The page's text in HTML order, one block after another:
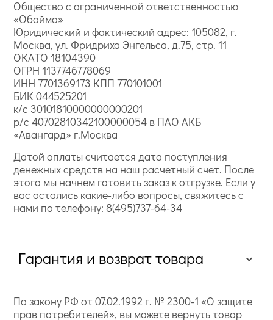
Общество с ограниченной ответственностью
«Обойма»
Юридический и фактический адрес: 105082, г.
Москва, ул. Фридриха Энгельса, д.75, стр. 11
ОКАТО 18104390
ОГРН 1137746778069
ИНН 7701369173 КПП 770101001
БИК 044525201
к/с 30101810000000000201
р/с 40702810342100000054 в ПАО АКБ
«Авангард» г.Москва
Датой оплаты считается дата поступления
денежных средств на наш расчетный счет. После
этого мы начнем готовить заказ к отгрузке. Если у
вас остались какие-либо вопросы, свяжитесь с
нами по телефону: 8(495)737-64-34
Гарантия и возврат товара
По закону РФ от 07.02.1992 г. № 2300-1 «О защите
прав потребителей», вы можете вернуть товар